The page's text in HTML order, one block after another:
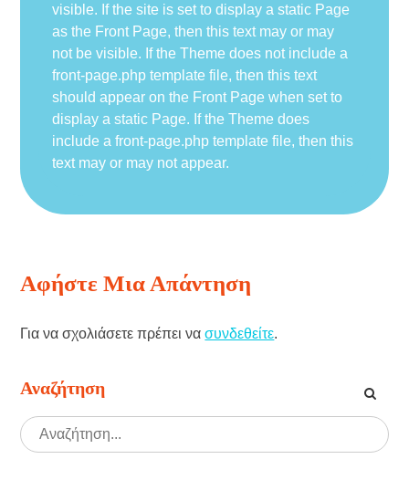
visible. If the site is set to display a static Page
as the Front Page, then this text may or may
not be visible. If the Theme does not include a
front-page.php template file, then this text
should appear on the Front Page when set to
display a static Page. If the Theme does
include a front-page.php template file, then this
text may or may not appear.
Αφήστε Μια Απάντηση
Για να σχολιάσετε πρέπει νασυνδεθείτε.
Αναζήτηση